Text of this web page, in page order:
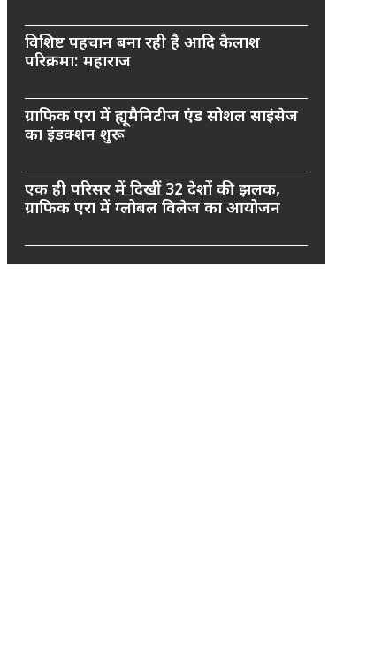
विशिष्ट पहचान बना रही है आदि कैलाश
परिक्रमा: महाराज
ग्राफिक एरा में ह्यूमैनिटीज एंड सोशल साइंसेज
का इंडक्शन शुरू
एक ही परिसर में दिखीं 32 देशों की झलक,
ग्राफिक एरा में ग्लोबल विलेज का आयोजन